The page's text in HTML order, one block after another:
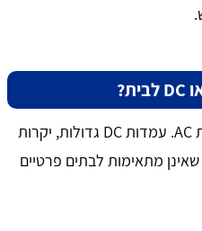
בעיקרון התקנות ביתיות הן עמדות AC. עמדות DC גדולות, יקרות
מתאימות לבתים פרטיים